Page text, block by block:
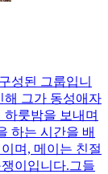
성된 그룹입니
해 그가 동성애자
룻밤을 보내며
하는 시간을 배
며, 메이는 친절
이입니다.그들